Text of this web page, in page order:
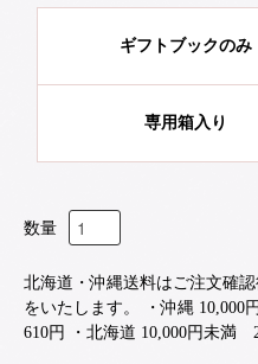
ギフトブックのみ
専用箱入り
数量
北海道・沖縄送料はご注文確
をいたします。 ・沖縄
610円 ・北海道 10,000円未満